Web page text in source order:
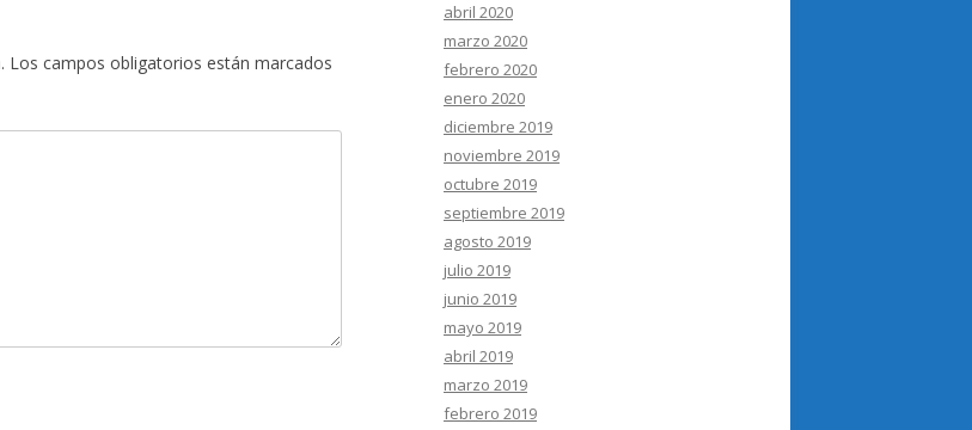
Los campos obligatorios están marcados
abril 2020
marzo 2020
febrero 2020
enero 2020
diciembre 2019
noviembre 2019
octubre 2019
septiembre 2019
agosto 2019
julio 2019
junio 2019
mayo 2019
abril 2019
marzo 2019
febrero 2019